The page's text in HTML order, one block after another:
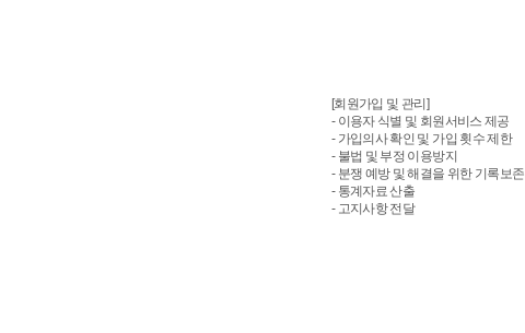
[회원가입 및 관리]
- 이용자 식별 및 회원서비스 제공
- 가입의사 확인 및 가입 횟수 제한
- 불법 및 부정 이용방지
- 분쟁 예방 및 해결을 위한 기록보존
- 통계자료 산출
- 고지사항 전달